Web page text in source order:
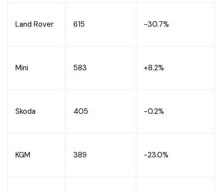
Land Rover 615 -30.7%
Mini 583 +8.2%
Skoda 405 -0.2%
KGM 389 -23.0%